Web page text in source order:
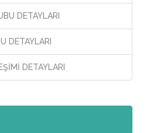
DETAYLARI
DETAYLARI
DETAYLARI